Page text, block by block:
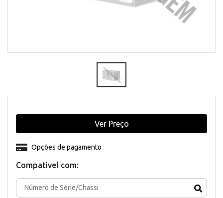
Compativel com:
Opções de pagamento
Ver Preço